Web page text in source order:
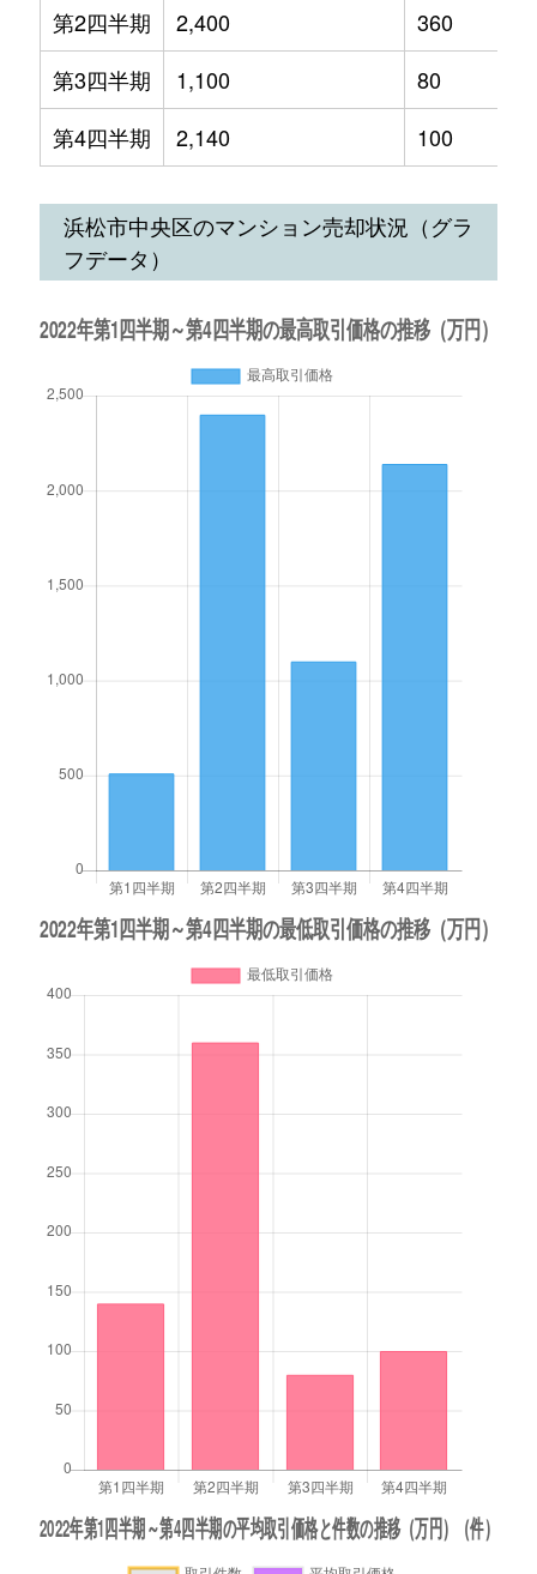
第2四半期 2,400
360
第3四半期
1,100
80
第4四半期
2,140 100
浜松市中央区のマンション売却状況（グラ
フデータ）